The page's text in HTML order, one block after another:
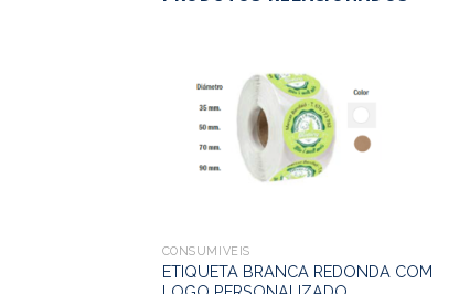
CONSUMÍVEIS
ETIQUETA BRANCA REDONDA COM